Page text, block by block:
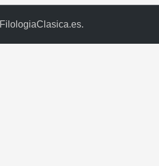
FilologiaClasica.es.